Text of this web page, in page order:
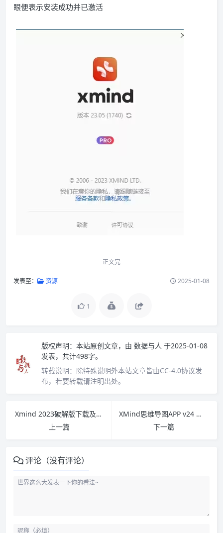
眼便表示安装成功并已激活
正文完
发表至： 资源 2025-01-08
1
版权声明： 本站原创文章，由 数据与人 于2025-01-08
发表，共计498字。
转载说明： 除特殊说明外本站文章皆由CC-4.0协议发
布，若要转载请注明出处。
Xmind 2023破解版下载及安装教程
上一篇
XMind思维导图APP v24 破解会员版(手机安卓版)
下一篇
评论（没有评论）